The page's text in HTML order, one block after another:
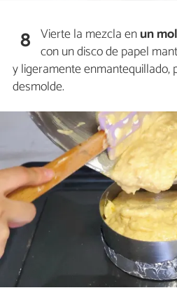
8 Vierte la mezcla enun
con un disco de papel
y ligeramente enmantequillado,
desmolde.